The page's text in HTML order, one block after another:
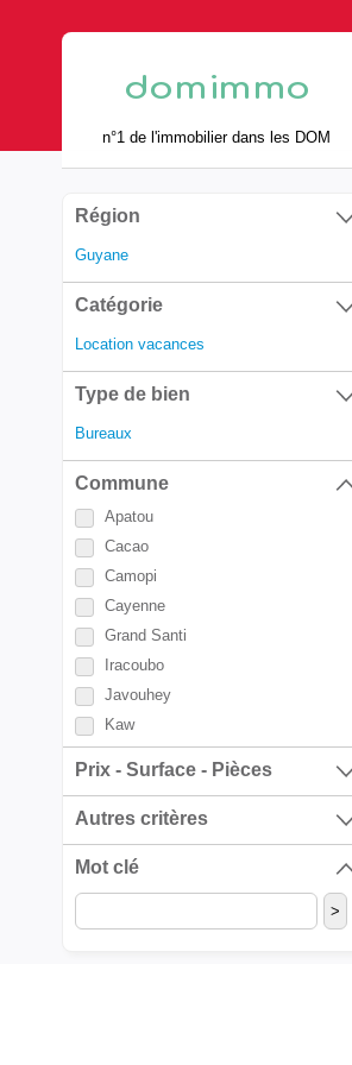
n°1 de l'immobilier dans les DOM
Région
Guyane
Catégorie
Location vacances
Type de bien
Bureaux
Commune
Apatou
Cacao
Camopi
Cayenne
Grand Santi
Iracoubo
Javouhey
Kaw
Mana
Maripasoula
Matoury
Ouanary
Prix - Surface - Pièces
Autres critères
Mot clé